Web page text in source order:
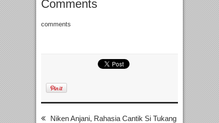
Comments
comments
Niken Anjani, Rahasia Cantik Si Tukang